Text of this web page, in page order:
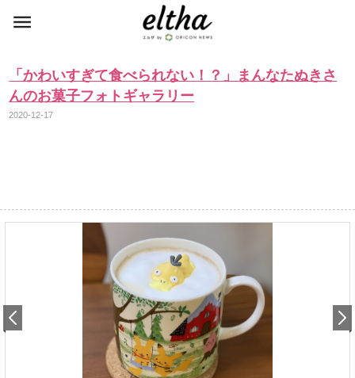
「かわいすぎて食べられない！？」まんなたぬきさ
んのお菓子フォトギャラリー
2020-12-17